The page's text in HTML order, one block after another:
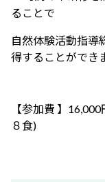
ることで
自然体験活動指導
得することができ
【参加費 】
８食)